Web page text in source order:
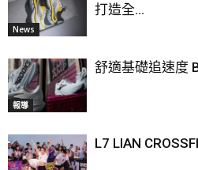
News
打造全...
報導
舒適基礎追速度
L7 LIAN